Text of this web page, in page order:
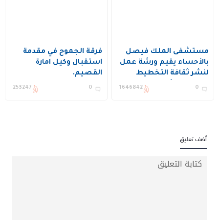
مستشفى الملك فيصل
بالأحساء يقيم ورشة عمل
لنشر ثقافة التخطيط
وتحسين الأداء ويكرم عدد
0
1646842
فرقة الجموح في مقدمة
استقبال وكيل امارة
القصيم.
0
253247
أضف تعليق